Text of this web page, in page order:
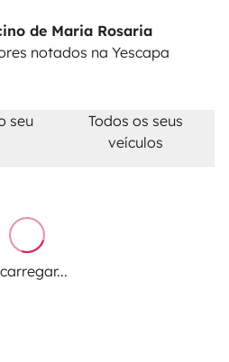
de Maria Rosaria
notados na Yescapa
seu
Todos os seus
veículos